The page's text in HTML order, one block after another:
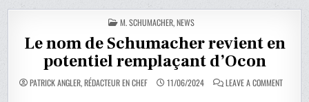
POSTED
IN
M. SCHUMACHER,NEWS
Le nom de Schumacher revient en
potentiel remplaçant d’Ocon
PATRICK ANGLER, RÉDACTEUR EN CHEF 11/06/2024 LEAVE A COMMENTON